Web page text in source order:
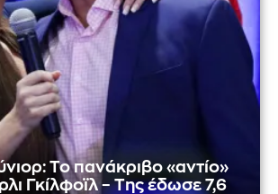
Το πανάκριβο «αντίο»
Γκίλφοϊλ – Της έδωσε 7,6